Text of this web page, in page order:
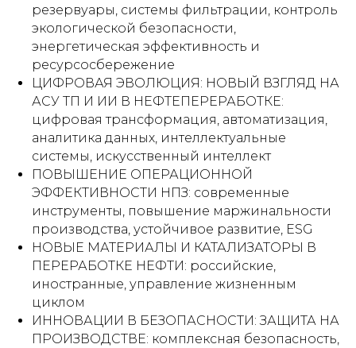
резервуары, системы фильтрации, контроль
экологической безопасности,
энергетическая эффективность и
ресурсосбережение
ЦИФРОВАЯ ЭВОЛЮЦИЯ: НОВЫЙ ВЗГЛЯД НА
АСУ ТП И ИИ В НЕФТЕПЕРЕРАБОТКЕ:
цифровая трансформация, автоматизация,
аналитика данных, интеллектуальные
системы, искусственный интеллект
ПОВЫШЕНИЕ ОПЕРАЦИОННОЙ
ЭФФЕКТИВНОСТИ НПЗ: современные
инструменты, повышение маржинальности
производства, устойчивое развитие, ESG
НОВЫЕ МАТЕРИАЛЫ И КАТАЛИЗАТОРЫ В
ПЕРЕРАБОТКЕ НЕФТИ: российские,
иностранные, управление жизненным
циклом
ИННОВАЦИИ В БЕЗОПАСНОСТИ: ЗАЩИТА НА
ПРОИЗВОДСТВЕ: комплексная безопасность,